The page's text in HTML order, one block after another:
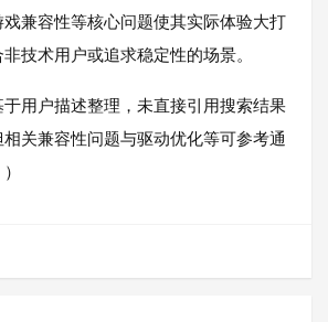
兼容性等核心问题使其实际体验大打
技术用户或追求稳定性的场景。
于用户描述整理，未直接引用搜索结果
关兼容性问题与驱动优化等可参考通